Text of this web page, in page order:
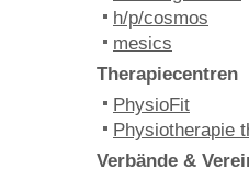
h/p/cosmos
mesics
Therapiecentren
PhysioFit
Physiotherapie
Verbände &